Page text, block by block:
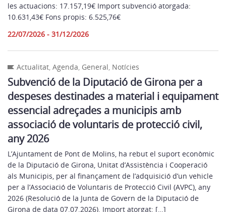
les actuacions: 17.157,19€ Import subvenció atorgada:
10.631,43€ Fons propis: 6.525,76€
22/07/2026 - 31/12/2026
Actualitat, Agenda, General, Notícies
Subvenció de la Diputació de Girona per a
despeses destinades a material i equipament
essencial adreçades a municipis amb
associació de voluntaris de protecció civil,
any 2026
L’Ajuntament de Pont de Molins, ha rebut el suport econòmic
de la Diputació de Girona, Unitat d’Assistència i Cooperació
als Municipis, per al finançament de l’adquisició d’un vehicle
per a l’Associació de Voluntaris de Protecció Civil (AVPC), any
2026 (Resolució de la Junta de Govern de la Diputació de
Girona de data 07.07.2026). Import atorgat: […]